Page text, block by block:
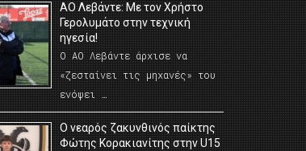
ΑΟ Λεβάντε: Με τον Χρήστο
Γερολυμάτο στην τεχνική
ηγεσία!
Ο ΑΟ Λεβάντε άρχισε να
«ζεσταίνει τις μηχανές» του
ενόψει …
O νεαρός ζακυνθινός παίκτης
Φώτης Κορακιανίτης στην U15